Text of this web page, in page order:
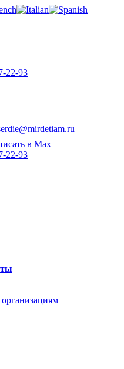
22-93
в Max
22-93